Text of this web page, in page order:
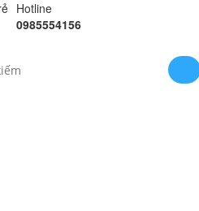
Hotline
0985554156